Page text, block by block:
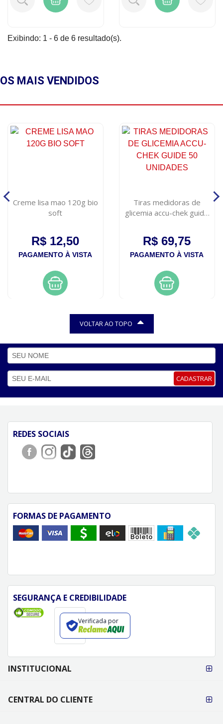
Exibindo: 1 - 6 de 6 resultado(s).
OS MAIS VENDIDOS
Creme lisa mao 120g bio
soft
R$ 12,50
PAGAMENTO À VISTA
Tiras medidoras de
glicemia accu-chek guide
R$ 69,75
PAGAMENTO À VISTA
VOLTAR AO TOPO
CADASTRAR
REDES SOCIAIS
FORMAS DE PAGAMENTO
SEGURANÇA E CREDIBILIDADE
Verificada por
FORMAS DE
PAGAMENTO
INSTITUCIONAL
CENTRAL DO CLIENTE